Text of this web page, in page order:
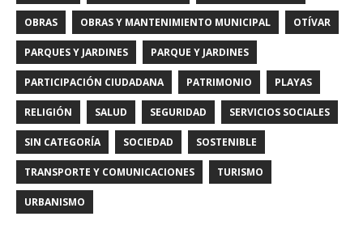
OBRAS OBRAS Y MANTENIMIENTO MUNICIPAL OTÍVAR
PARQUES Y JARDINES PARQUE Y JARDINES
PARTICIPACIÓN CIUDADANA PATRIMONIO PLAYAS
RELIGIÓN SALUD SEGURIDAD SERVICIOS SOCIALES
SIN CATEGORÍA SOCIEDAD SOSTENIBLE
TRANSPORTE Y COMUNICACIONES TURISMO
URBANISMO